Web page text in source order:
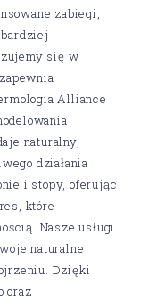
zabiegi,
się w
Alliance
naturalny,
działania
i stopy, oferując
które
Nasze usługi
naturalne
Dzięki
oraz